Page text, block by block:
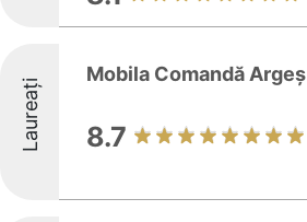
Laureați
Mobila Comandă Argeș
8.7